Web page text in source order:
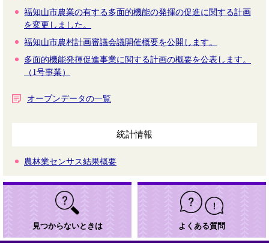
福知山市農業の有する多面的機能の発揮の促進に関する計画
を変更しました。
福知山市農村計画審議会議開催概要を公開します。
多面的機能発揮促進事業に関する計画の概要を公表します。
（1号事業）
オープンデータの一覧
統計情報
農林業センサス結果概要
見つからないときは よくある質問